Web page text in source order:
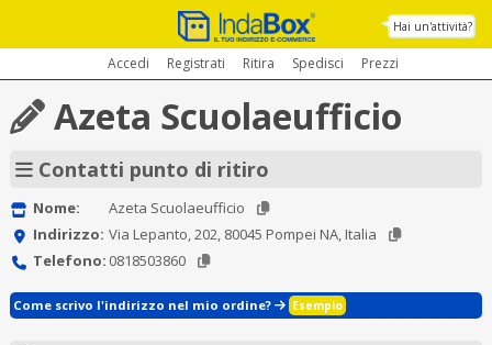
Hai un'attività?
Accedi Registrati Ritira Spedisci Prezzi
Azeta Scuolaeufficio
Contatti punto di ritiro
Nome:
Azeta Scuolaeufficio
Indirizzo: Via Lepanto, 202, 80045 Pompei NA, Italia
Telefono: 0818503860
Come scrivo l'indirizzo nel mio ordine? Esempio